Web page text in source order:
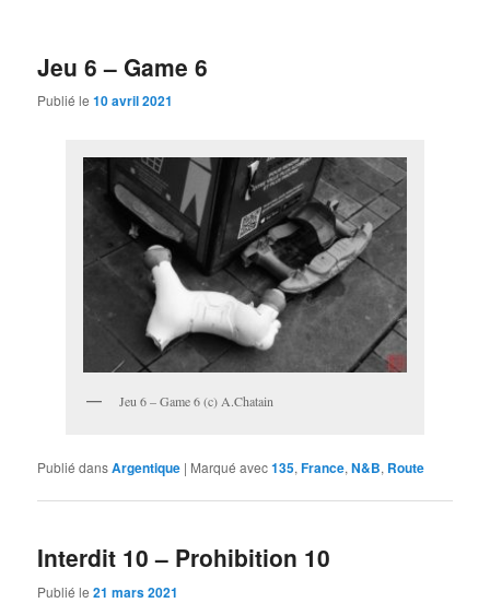
Jeu 6 – Game 6
Publié le10 avril 2021
Jeu 6 – Game 6 (c) A.Chatain
Publié dansArgentique | Marqué avec135,France,N&B, Route
Interdit 10 – Prohibition 10
Publié le21 mars 2021